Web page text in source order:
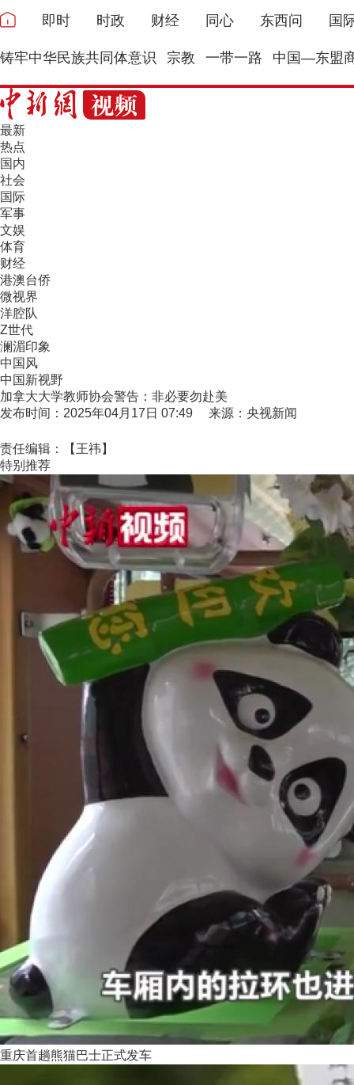
即时 时政 财经 同心 东西问 国
铸牢中华民族共同体意识 宗教 一带一路 中国—东盟
最新
热点
国内
社会
国际
军事
文娱
体育
财经
港澳台侨
微视界
洋腔队
Z世代
澜湄印象
中国风
中国新视野
加拿大大学教师协会警告：非必要勿赴美
发布时间：2025年04月17日 07:49 来源：央视新闻
责任编辑：【王祎】
特别推荐
重庆首趟熊猫巴士正式发车